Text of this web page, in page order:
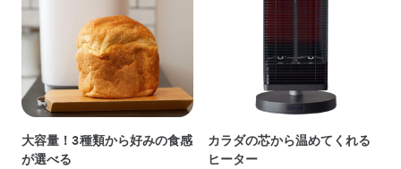
大容量！3種類から好みの食感
が選べる
カラダの芯から温めてくれる
ヒーター